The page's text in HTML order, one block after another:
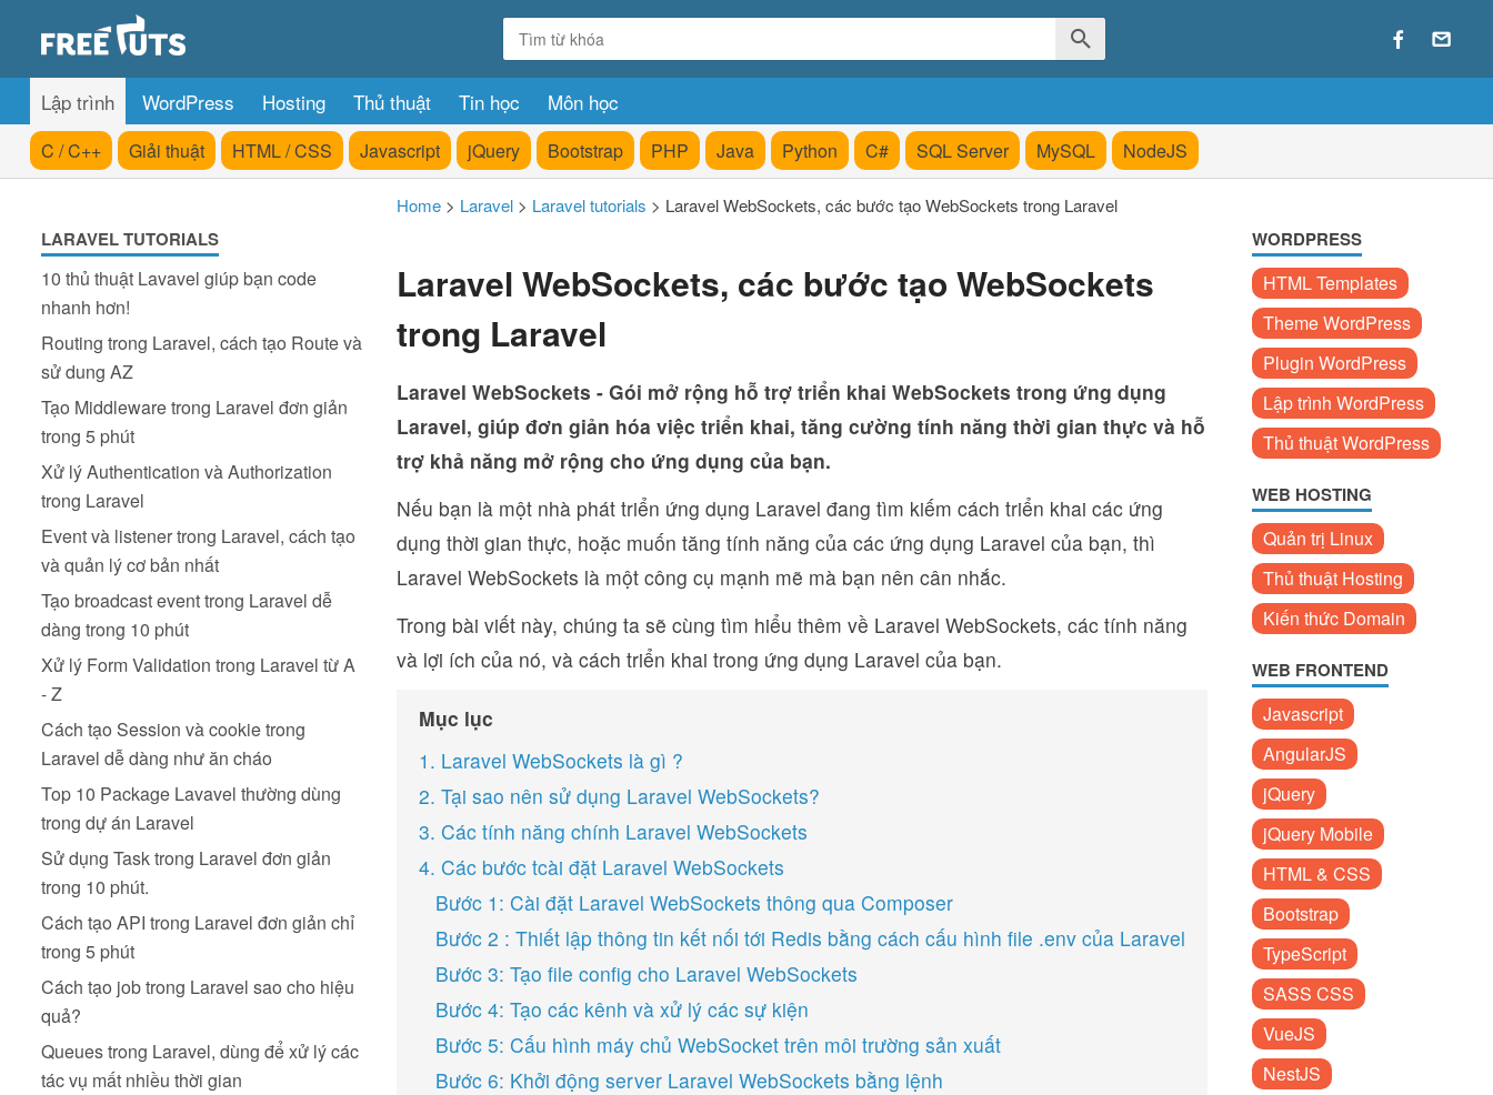
Lập trình WordPress Hosting Thủ thuật Tin học Môn học
C / C++ Giải thuật HTML / CSS Javascript jQuery Bootstrap PHP Java Python C# SQL Server MySQL NodeJS
LARAVEL TUTORIALS
10 thủ thuật Lavavel giúp bạn code
nhanh hơn!
Routing trong Laravel, cách tạo Route và
sử dung AZ
Tạo Middleware trong Laravel đơn giản
trong 5 phút
Xử lý Authentication và Authorization
trong Laravel
Event và listener trong Laravel, cách tạo
và quản lý cơ bản nhất
Tạo broadcast event trong Laravel dễ
dàng trong 10 phút
Xử lý Form Validation trong Laravel từ A
- Z
Cách tạo Session và cookie trong
Laravel dễ dàng như ăn cháo
Top 10 Package Lavavel thường dùng
trong dự án Laravel
Sử dụng Task trong Laravel đơn giản
trong 10 phút.
Cách tạo API trong Laravel đơn giản chỉ
trong 5 phút
Cách tạo job trong Laravel sao cho hiệu
quả?
Queues trong Laravel, dùng để xử lý các
tác vụ mất nhiều thời gian
Home > Laravel > Laravel tutorials > Laravel WebSockets, các bước tạo WebSockets trong Laravel
Laravel WebSockets, các bước tạo WebSockets
trong Laravel
Laravel WebSockets - Gói mở rộng hỗ trợ triển khai WebSockets trong ứng dụng
Laravel, giúp đơn giản hóa việc triển khai, tăng cường tính năng thời gian thực và hỗ
trợ khả năng mở rộng cho ứng dụng của bạn.
Nếu bạn là một nhà phát triển ứng dụng Laravel đang tìm kiếm cách triển khai các ứng
dụng thời gian thực, hoặc muốn tăng tính năng của các ứng dụng Laravel của bạn, thì
Laravel WebSockets là một công cụ mạnh mẽ mà bạn nên cân nhắc.
Trong bài viết này, chúng ta sẽ cùng tìm hiểu thêm về Laravel WebSockets, các tính năng
và lợi ích của nó, và cách triển khai trong ứng dụng Laravel của bạn.
Mục lục
1. Laravel WebSockets là gì ?
2. Tại sao nên sử dụng Laravel WebSockets?
3. Các tính năng chính Laravel WebSockets
4. Các bước tcài đặt Laravel WebSockets
Bước 1: Cài đặt Laravel WebSockets thông qua Composer
Bước 2 : Thiết lập thông tin kết nối tới Redis bằng cách cấu hình file .env của Laravel
Bước 3: Tạo file config cho Laravel WebSockets
Bước 4: Tạo các kênh và xử lý các sự kiện
Bước 5: Cấu hình máy chủ WebSocket trên môi trường sản xuất
Bước 6: Khởi động server Laravel WebSockets bằng lệnh
WORDPRESS
HTML Templates
Theme WordPress
Plugin WordPress
Lập trình WordPress
Thủ thuật WordPress
WEB HOSTING
Quản trị Linux
Thủ thuật Hosting
Kiến thức Domain
WEB FRONTEND
Javascript
AngularJS
jQuery
jQuery Mobile
HTML & CSS
Bootstrap
TypeScript
SASS CSS
VueJS
NestJS